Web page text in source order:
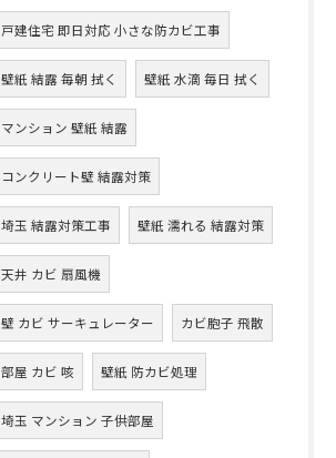
戸建住宅 即日対応 小さな防カビ工事
壁紙 結露 毎朝 拭く 壁紙 水滴 毎日 拭く
マンション 壁紙 結露
コンクリート壁 結露対策
埼玉 結露対策工事 壁紙 濡れる 結露対策
天井 カビ 扇風機
壁 カビ サーキュレーター カビ胞子 飛散
部屋 カビ 咳 壁紙 防カビ処理
埼玉 マンション 子供部屋